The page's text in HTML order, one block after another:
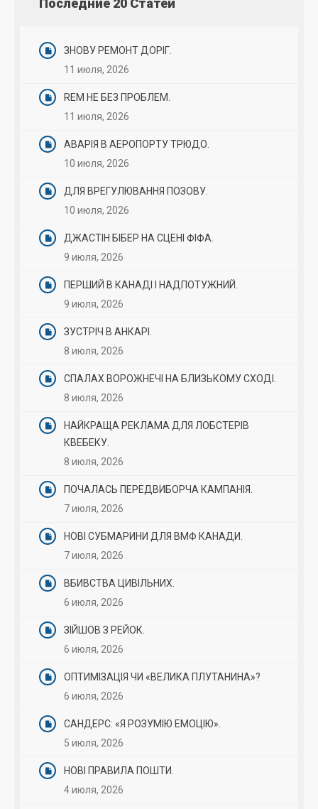
Последние 20 Статей
ЗНОВУ РЕМОНТ ДОРІГ.
11 июля, 2026
REM НЕ БЕЗ ПРОБЛЕМ.
11 июля, 2026
АВАРІЯ В АЕРОПОРТУ ТРЮДО.
10 июля, 2026
ДЛЯ ВРЕГУЛЮВАННЯ ПОЗОВУ.
10 июля, 2026
ДЖАСТІН БІБЕР НА СЦЕНІ ФІФА.
9 июля, 2026
ПЕРШИЙ В КАНАДІ І НАДПОТУЖНИЙ.
9 июля, 2026
ЗУСТРІЧ В АНКАРІ.
8 июля, 2026
СПАЛАХ ВОРОЖНЕЧІ НА БЛИЗЬКОМУ СХОДІ.
8 июля, 2026
НАЙКРАЩА РЕКЛАМА ДЛЯ ЛОБСТЕРІВ
КВЕБЕКУ.
8 июля, 2026
ПОЧАЛАСЬ ПЕРЕДВИБОРЧА КАМПАНІЯ.
7 июля, 2026
НОВІ СУБМАРИНИ ДЛЯ ВМФ КАНАДИ.
7 июля, 2026
ВБИВСТВА ЦИВІЛЬНИХ.
6 июля, 2026
ЗІЙШОВ З РЕЙОК.
6 июля, 2026
ОПТИМІЗАЦІЯ ЧИ «ВЕЛИКА ПЛУТАНИНА»?
6 июля, 2026
САНДЕРС: «Я РОЗУМІЮ ЕМОЦІЮ».
5 июля, 2026
НОВІ ПРАВИЛА ПОШТИ.
4 июля, 2026